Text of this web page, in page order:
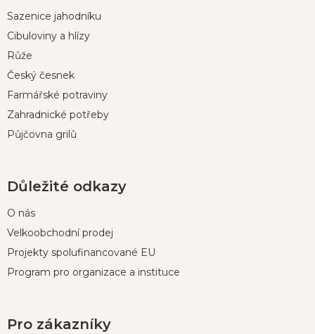
aSazenice jahodníku
Cibuloviny a hlízy
Růže
Český česnek
Farmářské potraviny
Zahradnické potřeby
Půjčovna grilů
Důležité odkazy
O nás
Velkoobchodní prodej
Projekty spolufinancované EU
Program pro organizace a instituce
Pro zákazníky